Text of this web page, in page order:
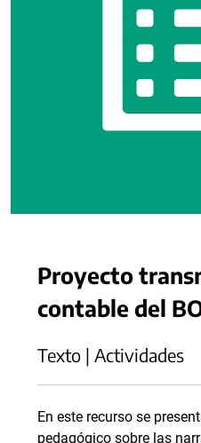
Proyecto
contable del
Texto | Actividades
En este recurso se
pedagógico sobre las